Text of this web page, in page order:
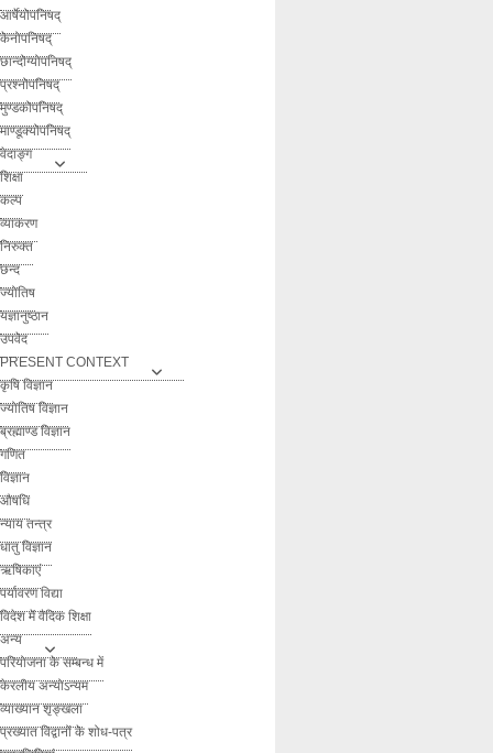
आर्षेयोपनिषद्
केनोपनिषद्
छान्दोग्योपनिषद्
प्रश्नोपनिषद्
मुण्डकोपनिषद्
माण्डूक्योपनिषद्
वेदाङ्ग
शिक्षा
कल्प
व्याकरण
निरुक्त
छन्द
ज्योतिष
यज्ञानुष्ठान
उपवेद
PRESENT CONTEXT
कृषि विज्ञान
ज्योतिष विज्ञान
ब्रह्माण्ड विज्ञान
गणित
विज्ञान
औषधि
न्याय तन्त्र
धातु विज्ञान
ऋषिकाएं
पर्यावरण विद्या
विदेश में वैदिक शिक्षा
अन्य
परियोजना के सम्बन्ध में
केरलीय अन्योऽन्यम
व्याख्यान शृङ्खला
प्रख्यात विद्वानों के शोध-पत्र